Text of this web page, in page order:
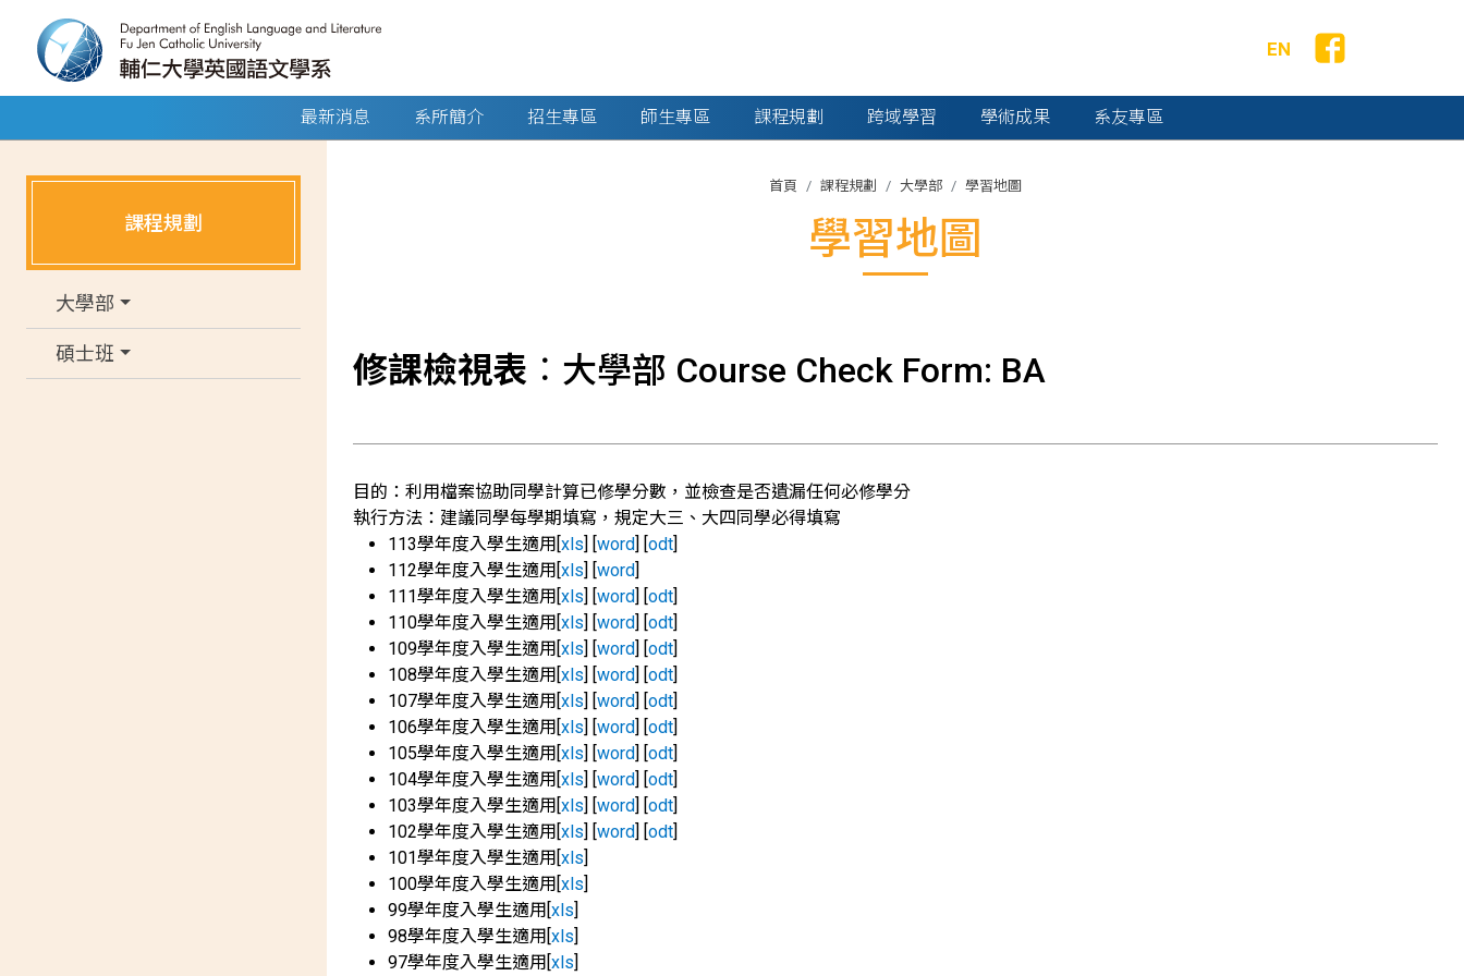
EN
最新消息 系所簡介 招生專區 師生專區 課程規劃 跨域學習 學術成果 系友專區
課程規劃
大學部
碩士班
首頁 課程規劃 大學部 學習地圖
學習地圖
修課檢視表 ︰大學部 Course Check Form: BA
目的：利用檔案協助同學計算已修學分數，並檢查是否遺漏任何必修學分
執行方法：建議同學每學期填寫，規定大三、大四同學必得填寫
113學年度入學生適用[xls] [word] [odt]
112學年度入學生適用[xls] [word]
111學年度入學生適用[xls] [word] [odt]
110學年度入學生適用[xls] [word] [odt]
109學年度入學生適用[xls] [word] [odt]
108學年度入學生適用[xls] [word] [odt]
107學年度入學生適用[xls] [word] [odt]
106學年度入學生適用[xls] [word] [odt]
105學年度入學生適用[xls] [word] [odt]
104學年度入學生適用[xls] [word] [odt]
103學年度入學生適用[xls] [word] [odt]
102學年度入學生適用[xls] [word] [odt]
101學年度入學生適用[xls]
100學年度入學生適用[xls]
99學年度入學生適用[xls]
98學年度入學生適用[xls]
97學年度入學生適用[xls]